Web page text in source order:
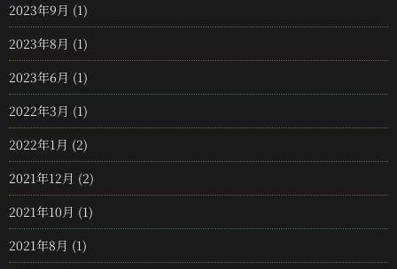
2023年9月 (1)
2023年8月 (1)
2023年6月 (1)
2022年3月 (1)
2022年1月 (2)
2021年12月 (2)
2021年10月 (1)
2021年8月 (1)